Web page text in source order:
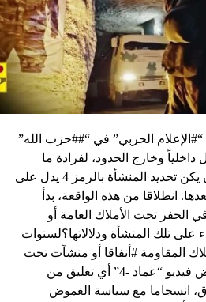
“#الإعلام الحربي” في “##حزب الله”
4” يتفاعل داخلياً وخارج الحدود، لفرادة ما
كشف عنه من قدرات، وإن يكن تحديد المنشأة بالرمز 4 يدل على
انطلاقا من هذه الواقعة، بدأ
الحفر تحت الأملاك العامة أو
على تلك المنشأة ودلالاتها؟لسنوات
المقاومة #أنفاقا أو منشآت تحت
الأرض، ولم يصدر قبل عرض فيديو “عماد -4” أي تعليق من
انسجاما مع سياسة الغموض